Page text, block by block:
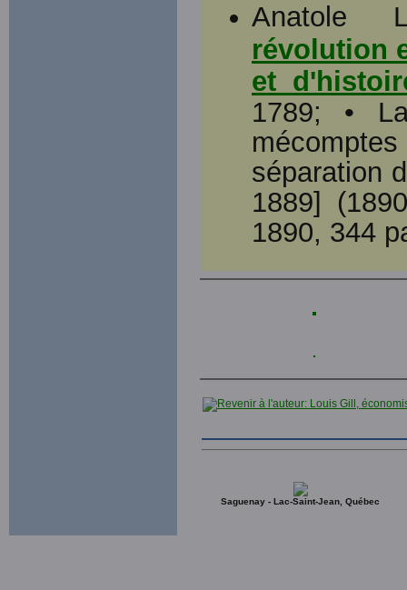
Anatole
révolution
et
1789; •
séparation
1889]
1890, 344
Saguenay - Lac-Saint-Jean, Québec